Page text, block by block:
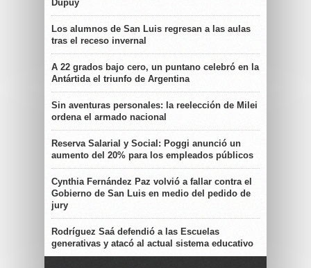
Dupuy
Los alumnos de San Luis regresan a las aulas
tras el receso invernal
A 22 grados bajo cero, un puntano celebró en la
Antártida el triunfo de Argentina
Sin aventuras personales: la reelección de Milei
ordena el armado nacional
Reserva Salarial y Social: Poggi anunció un
aumento del 20% para los empleados públicos
Cynthia Fernández Paz volvió a fallar contra el
Gobierno de San Luis en medio del pedido de
jury
Rodríguez Saá defendió a las Escuelas
generativas y atacó al actual sistema educativo